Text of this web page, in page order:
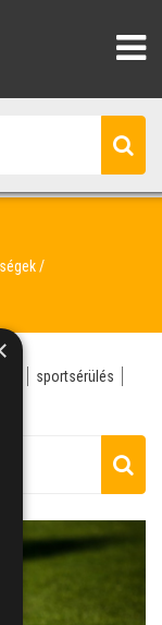
sportsérülés